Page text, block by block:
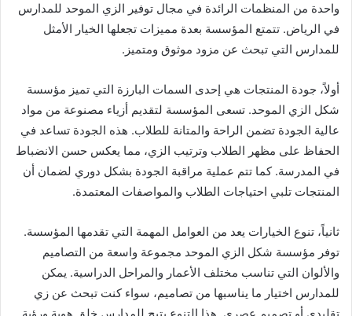
واحدة من المنظمات الرائدة في مجال توفير الزي الموحد للمدارس
في الرياض. تتمتع المؤسسة بعدة مميزات تجعلها الخيار الأمثل
للمدارس التي تبحث عن مزود موثوق ومتميز.
أولاً، جودة المنتجات هي إحدى السمات البارزة التي تميز مؤسسة
شكل الزي الموحد. تسعى المؤسسة لتقديم أزياء مصنوعة من مواد
عالية الجودة تضمن الراحة والمتانة للطلاب. هذه الجودة تساعد في
الحفاظ على مظهر الطلاب وترتيب الزي، مما يعكس حسن الانضباط
في المدرسة. كما تتم عملية مراقبة الجودة بشكل دوري لضمان أن
المنتجات تلبي احتياجات الطلاب والمواصفات المعتمدة.
ثانياً، تنوع الخيارات يعد من العوامل المهمة التي تقدمها المؤسسة.
توفر مؤسسة شكل الزي الموحد مجموعة واسعة من التصاميم
والألوان التي تناسب مختلف الأعمار والمراحل الدراسية. يمكن
للمدارس اختيار ما يناسبها من تصاميم، سواء كنت تبحث عن زي